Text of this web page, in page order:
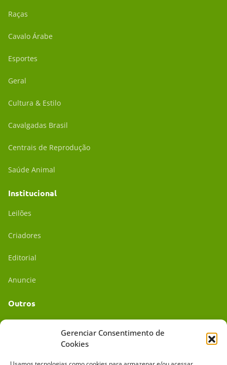
Gerenciar Consentimento de
Cookies
Raças
Cavalo Árabe
Esportes
Geral
Cultura & Estilo
Cavalgadas Brasil
Centrais de Reprodução
Saúde Animal
Institucional
Leilões
Criadores
Editorial
Anuncie
Outros